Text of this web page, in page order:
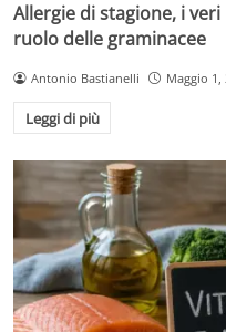
Allergie di stagione, i
ruolo delle graminacee
Antonio Bastianelli Maggio 1,
Leggi di più